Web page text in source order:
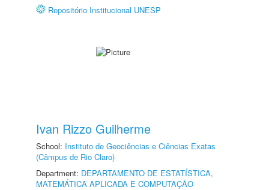
Repositório Institucional UNESP
Ivan Rizzo Guilherme
School: Instituto de Geociências e Ciências Exatas
(Câmpus de Rio Claro)
Department: DEPARTAMENTO DE ESTATÍSTICA,
MATEMÁTICA APLICADA E COMPUTAÇÃO